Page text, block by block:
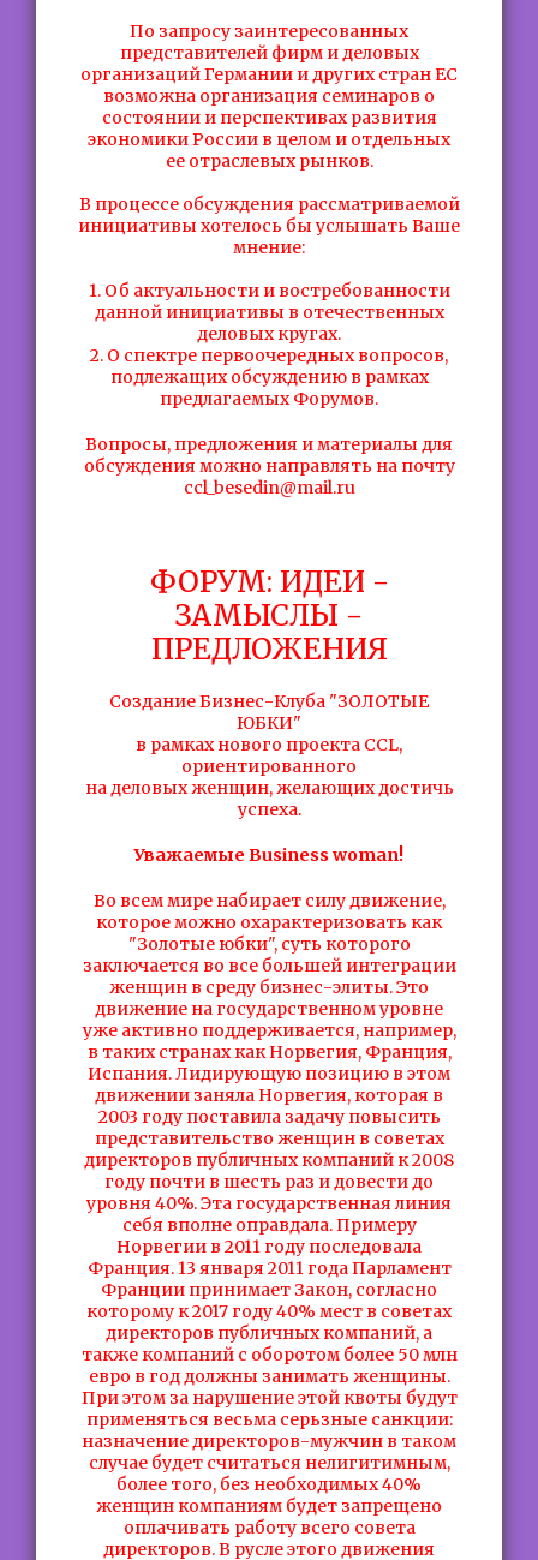
По запросу заинтересованных
представителей фирм и деловых
организаций Германии и других стран ЕС
возможна организация семинаров о
состоянии и перспективах развития
экономики России в целом и отдельных
ее отраслевых рынков.
В процессе обсуждения рассматриваемой
инициативы хотелось бы услышать Ваше
мнение:
1. Об актуальности и востребованности
данной инициативы в отечественных
деловых кругах.
2. О спектре первоочередных вопросов,
подлежащих обсуждению в рамках
предлагаемых Форумов.
Вопросы, предложения и материалы для
обсуждения можно направлять на почту
ccl_besedin@mail.ru
ФОРУМ: ИДЕИ -
ЗАМЫСЛЫ -
ПРЕДЛОЖЕНИЯ
Создание Бизнес-Клуба "ЗОЛОТЫЕ
ЮБКИ"
в рамках нового проекта CCL,
ориентированного
на деловых женщин, желающих достичь
успеха.
Уважаемые Business woman!
Во всем мире набирает силу движение,
которое можно охарактеризовать как
"Золотые юбки", суть которого
заключается во все большей интеграции
женщин в среду бизнес-элиты. Это
движение на государственном уровне
уже активно поддерживается, например,
в таких странах как Норвегия, Франция,
Испания. Лидирующую позицию в этом
движении заняла Норвегия, которая в
2003 году поставила задачу повысить
представительство женщин в советах
директоров публичных компаний к 2008
году почти в шесть раз и довести до
уровня 40%. Эта государственная линия
себя вполне оправдала. Примеру
Норвегии в 2011 году последовала
Франция. 13 января 2011 года Парламент
Франции принимает Закон, согласно
которому к 2017 году 40% мест в советах
директоров публичных компаний, а
также компаний с оборотом более 50 млн
евро в год должны занимать женщины.
При этом за нарушение этой квоты будут
применяться весьма серьзные санкции:
назначение директоров-мужчин в таком
случае будет считаться нелигитимным,
более того, без необходимых 40%
женщин компаниям будет запрещено
оплачивать работу всего совета
директоров. В русле этого движения